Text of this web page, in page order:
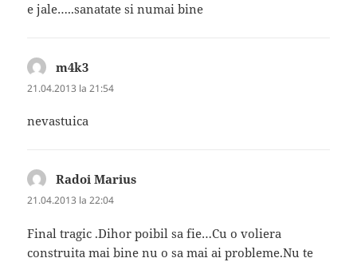
e jale…..sanatate si numai bine
m4k3
21.04.2013 la 21:54
nevastuica
Radoi Marius
21.04.2013 la 22:04
Final tragic .Dihor poibil sa fie…Cu o voliera
construita mai bine nu o sa mai ai probleme.Nu te